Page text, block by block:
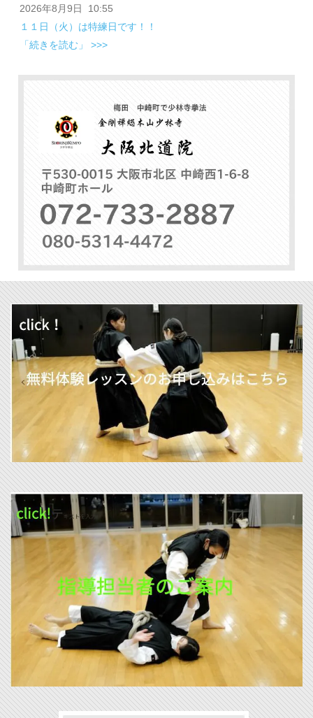
2026年8月9日 10:55
１１日（火）は特練日です！！
「続きを読む」 >>>